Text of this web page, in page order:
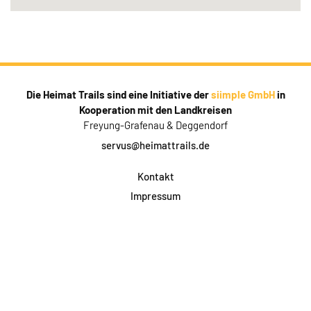
Die Heimat Trails sind eine Initiative dersiimple GmbHin
Kooperation mit den Landkreisen
Freyung-Grafenau & Deggendorf
servus@heimattrails.de
Kontakt
Impressum